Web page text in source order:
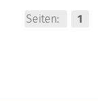
Seiten: 1